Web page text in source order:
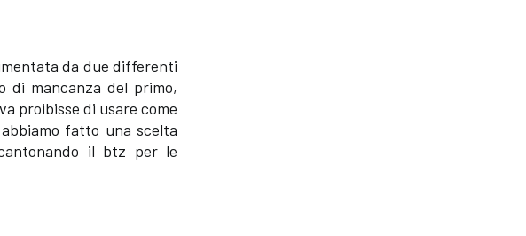
da due differenti
mancanza del primo,
proibisse di usare come
fatto una scelta
il btz per le